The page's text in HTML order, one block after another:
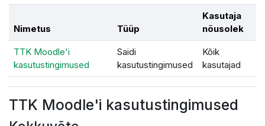
Nimetus Tüüp
Kasutaja
nõusolek
TTK Moodle'i
kasutustingimused
Saidi
kasutustingimused
Kõik
kasutajad
TTK Moodle'i kasutustingimused